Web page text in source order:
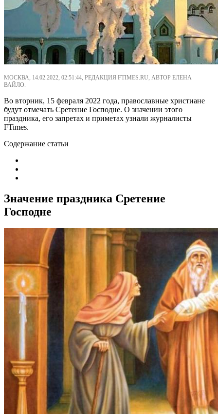
МОСКВА, 14.02.2022, 02:51:44, РЕДАКЦИЯ FTIMES.RU, АВТОР ЕЛЕНА
ВАЙЛО.
Во вторник, 15 февраля 2022 года, православные христиане
будут отмечать Сретение Господне. О значении этого
праздника, его запретах и приметах узнали журналисты
FTimes.
Содержание статьи
Значение праздника Сретение
Господне